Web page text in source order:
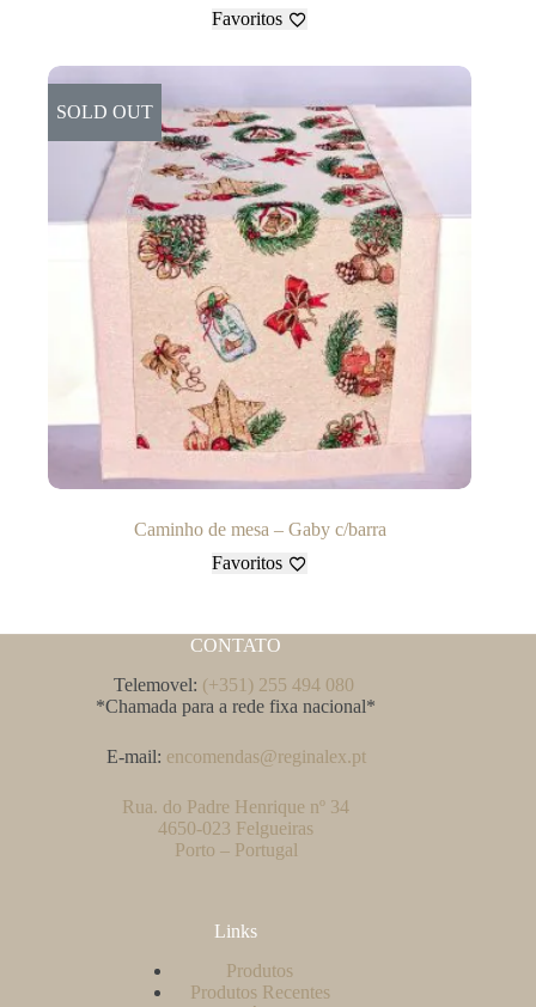
Favoritos
SOLD OUT
Caminho de mesa – Gaby c/barra
Favoritos
CONTATO
Telemovel: (+351) 255 494 080
*Chamada para a rede fixa nacional*
E-mail: encomendas@reginalex.pt
Rua. do Padre Henrique nº 34
4650-023 Felgueiras
Porto – Portugal
Links
Produtos
Produtos Recentes